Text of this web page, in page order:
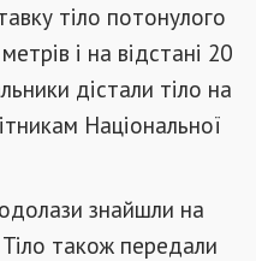
тіло потонулого
і на відстані 20
дістали тіло на
Національної
знайшли на
також передали